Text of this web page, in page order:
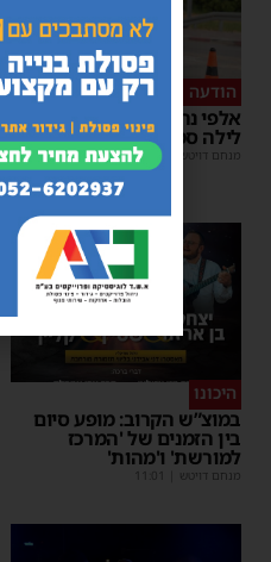
הודעה לנהגים
אלפי נהגים יושפעו: עבודות
לילה סמוך לאשדוד
מנחם דויטש 11:10
היכונו
במוצ”ש הקרוב: מופע סיום
בין הזמנים של 'המרכז
למורשת' ו'מהות'
מנחם דויטש